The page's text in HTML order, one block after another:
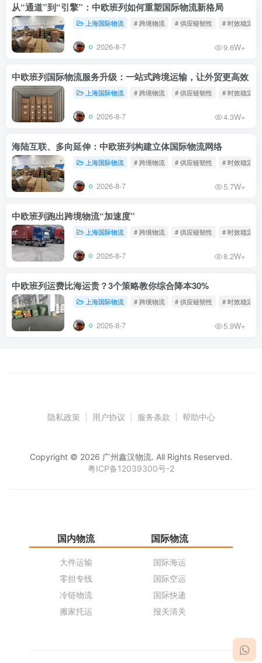
从“通道”到“引擎”：中欧班列如何重塑国际物流新格局
上海国际物流 # 跨境物流 # 供应链韧性 # 时效稳定
2026-8-7 9.6W+
中欧班列国际物流服务升级：一站式跨境运输，让外贸更高效
上海国际物流 # 跨境物流 # 供应链韧性 # 时效稳定
2026-8-7 4.3W+
海陆互联、多向延伸：中欧班列构建立体国际物流网络
上海国际物流 # 跨境物流 # 供应链韧性 # 时效稳定
2026-8-7 5.7W+
中欧班列跑出跨境物流“加速度”
上海国际物流 # 跨境物流 # 供应链韧性 # 时效稳定
2026-8-7 8.2W+
中欧班列运费比海运贵？3个策略教你综合降本30%
上海国际物流 # 跨境物流 # 供应链韧性 # 时效稳定
2026-8-7 5.9W+
隐私政策 用户协议 服务条款 帮助中心
Copyright © 2026 广州鑫汉物流. All Rights Reserved.
粤ICP备12039300号-2
国内物流
大件运输
零担专线
冷链物流
搬家托运
国际物流
国际海运
国际空运
国际快递
报关清关